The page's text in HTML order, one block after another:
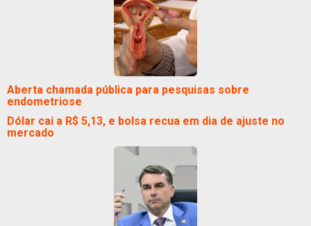
Aberta chamada pública para pesquisas sobre
endometriose
Dólar cai a R$ 5,13, e bolsa recua em dia de ajuste no
mercado